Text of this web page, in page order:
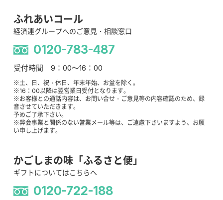
ふれあいコール
経済連グループへのご意見・相談窓口
0120-783-487
受付時間 9：00～16：00
※土、日、祝・休日、年末年始、お盆を除く。
※16：00以降は翌営業日受付となります。
※お客様との通話内容は、お問い合せ・ご意見等の内容確認のため、録
音させていただきます。
予めご了承下さい。
※弊会事業と関係のない営業メール等は、ご遠慮下さいますよう、お願
い申し上げます。
かごしまの味「ふるさと便」
ギフトについてはこちらへ
0120-722-188